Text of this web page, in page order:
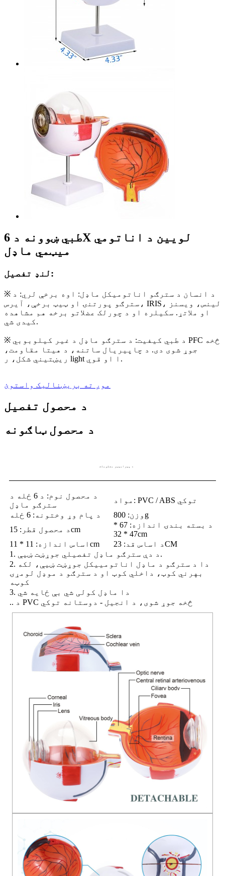
طبي ښوونه د 6X لویین د اناتومي
میټمي ماډل
لنډ تفصیل:
※ د انسان د سترګو اناتومیکل ماډل: اوه برخې لري: د
سترګو پورتنۍ او ټیټ برخې، آیرس، IRIS، لینس، ویسنز
او ملاتړ. سکیلره او د چورلک عضلاتو برخه هم مشاهده
کیدی شي.
※ د طبي کیفیت: د سترګو ماډل د غیر کیلوبوبي PFC څخه
جوړ شوی دی. د چاپیریال ساتنه، د هیتا مقاومت،
ریښتیني شکل، ر light ا او قوي.
موږ ته بریښنالیک واستوئ
د محصول تفصیل
د محصول ټاګونه
د پیرامیټر معلومات
د محصول نوم: د 6 ځله د
سترګو ماډل
مواد: PVC / ABS توکي
د پام وړ وختونه: 6 ځله
وزن: 800g
د محصول قطر: 15cm
د بسته بندۍ اندازه: 67 *
47 * 32cm
اساس اندازه: 11 * 11cm
د اساس قد: 23CM
1. د دې سترګو ماډل تفصيلي جوړښت ښیې.
2. دا د سترګو د ماډل اناتوميیکل جوړښت ښیې، لکه
بهرني کوټ، داخلي کوټ او د سترګو د موډل لومړۍ
کوټه
3. دا ماډل کولی شي بې ځایه شي
.. د PVC څخه جوړ شوی، د انجیل - دوستانه توکي